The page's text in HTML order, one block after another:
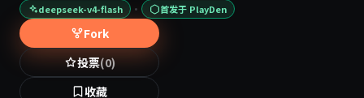
deepseek-v4-flash · 首发于 PlayDen
Fork
投票(0)
收藏